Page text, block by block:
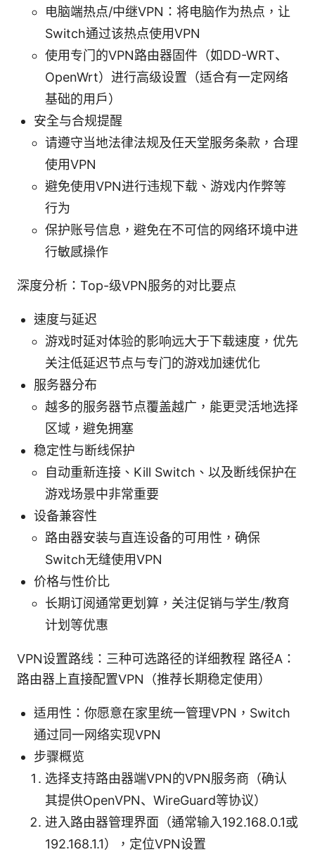
电脑端热点/中继VPN：将电脑作为热点，让
Switch通过该热点使用VPN
使用专门的VPN路由器固件（如DD-WRT、
OpenWrt）进行高级设置（适合有一定网络
基础的用户）
安全与合规提醒
请遵守当地法律法规及任天堂服务条款，合理
使用VPN
避免使用VPN进行违规下载、游戏内作弊等
行为
保护账号信息，避免在不可信的网络环境中进
行敏感操作
深度分析：Top-级VPN服务的对比要点
速度与延迟
游戏时延对体验的影响远大于下载速度，优先
关注低延迟节点与专门的游戏加速优化
服务器分布
越多的服务器节点覆盖越广，能更灵活地选择
区域，避免拥塞
稳定性与断线保护
自动重新连接、Kill Switch、以及断线保护在
游戏场景中非常重要
设备兼容性
路由器安装与直连设备的可用性，确保
Switch无缝使用VPN
价格与性价比
长期订阅通常更划算，关注促销与学生/教育
计划等优惠
VPN设置路线：三种可选路径的详细教程 路径A：
路由器上直接配置VPN（推荐长期稳定使用）
适用性：你愿意在家里统一管理VPN，Switch
通过同一网络实现VPN
步骤概览
选择支持路由器端VPN的VPN服务商（确认
其提供OpenVPN、WireGuard等协议）
进入路由器管理界面（通常输入192.168.0.1或
192.168.1.1），定位VPN设置